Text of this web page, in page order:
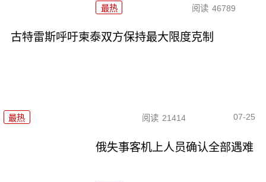
最热 阅读 46789
古特雷斯呼吁柬泰双方保持最大限度克制
最热 阅读 21414 07-25
俄失事客机上人员确认全部遇难